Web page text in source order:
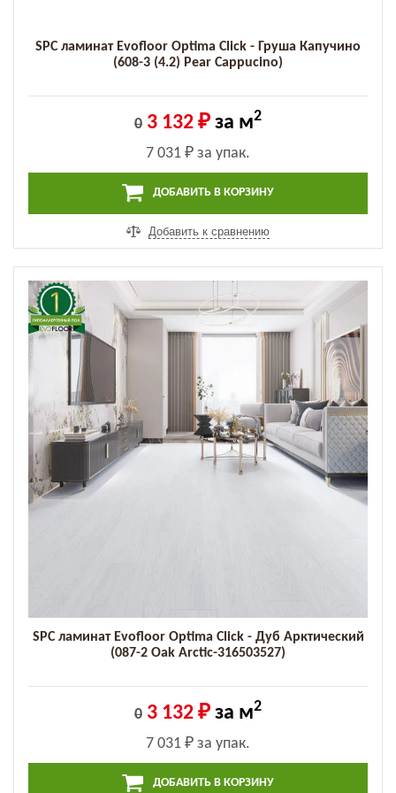
SPC ламинат Evofloor Optima Click - Груша Капучино
(608-3 (4.2) Pear Cappucino)
0 3 132 ₽ за м2
7 031 ₽ за упак.
ДОБАВИТЬ В КОРЗИНУ
Добавить к сравнению
SPC ламинат Evofloor Optima Click - Дуб Арктический
(087-2 Оak Arctic-316503527)
0 3 132 ₽ за м2
7 031 ₽ за упак.
ДОБАВИТЬ В КОРЗИНУ